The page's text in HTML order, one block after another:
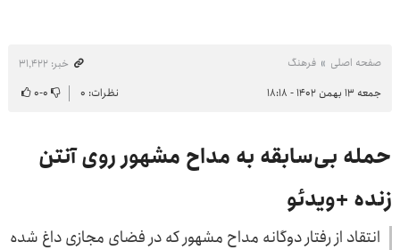
صفحه اصلی فرهنگ
خبر: ۳۱٬۴۲۲
جمعه ۱۳ بهمن ۱۴۰۲ - ۱۸:۱۸
نظرات: ۰ ۰-۰
حمله بی‌سابقه به مداح مشهور روی آنتن
زنده +ویدئو
انتقاد از رفتار دوگانه مداح مشهور که در فضای مجازی داغ شده